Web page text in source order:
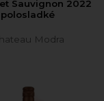
Sauvignon 2022
polosladké
Modra